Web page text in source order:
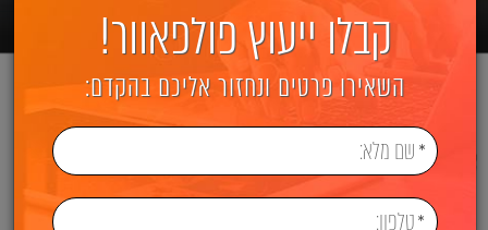
קבלו ייעוץ פולפאוור!
השאירו פרטים ונחזור אליכם בהקדם: